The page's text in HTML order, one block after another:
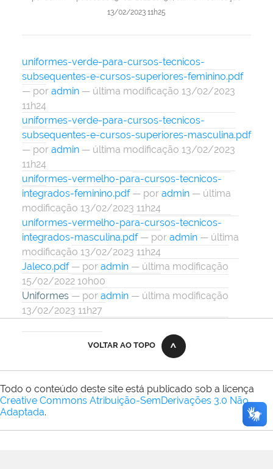
13/02/2023 11h25
uniformes-verde-para-cursos-tecnicos-
subsequentes-e-cursos-superiores-feminino.pdf
— por admin — última modificação 13/02/2023
11h24
uniformes-verde-para-cursos-tecnicos-
subsequentes-e-cursos-superiores-masculina.pdf
— por admin — última modificação 13/02/2023
11h24
uniformes-vermelho-para-cursos-tecnicos-
integrados-feminino.pdf — por admin — última
modificação 13/02/2023 11h24
uniformes-vermelho-para-cursos-tecnicos-
integrados-masculina.pdf — por admin — última
modificação 13/02/2023 11h24
Jaleco.pdf — por admin — última modificação
15/02/2022 10h00
Uniformes — por admin — última modificação
13/02/2023 11h27
VOLTAR AO TOPO
Todo o conteúdo deste site está publicado sob a licença
Creative Commons Atribuição-SemDerivações 3.0 Não
Adaptada.